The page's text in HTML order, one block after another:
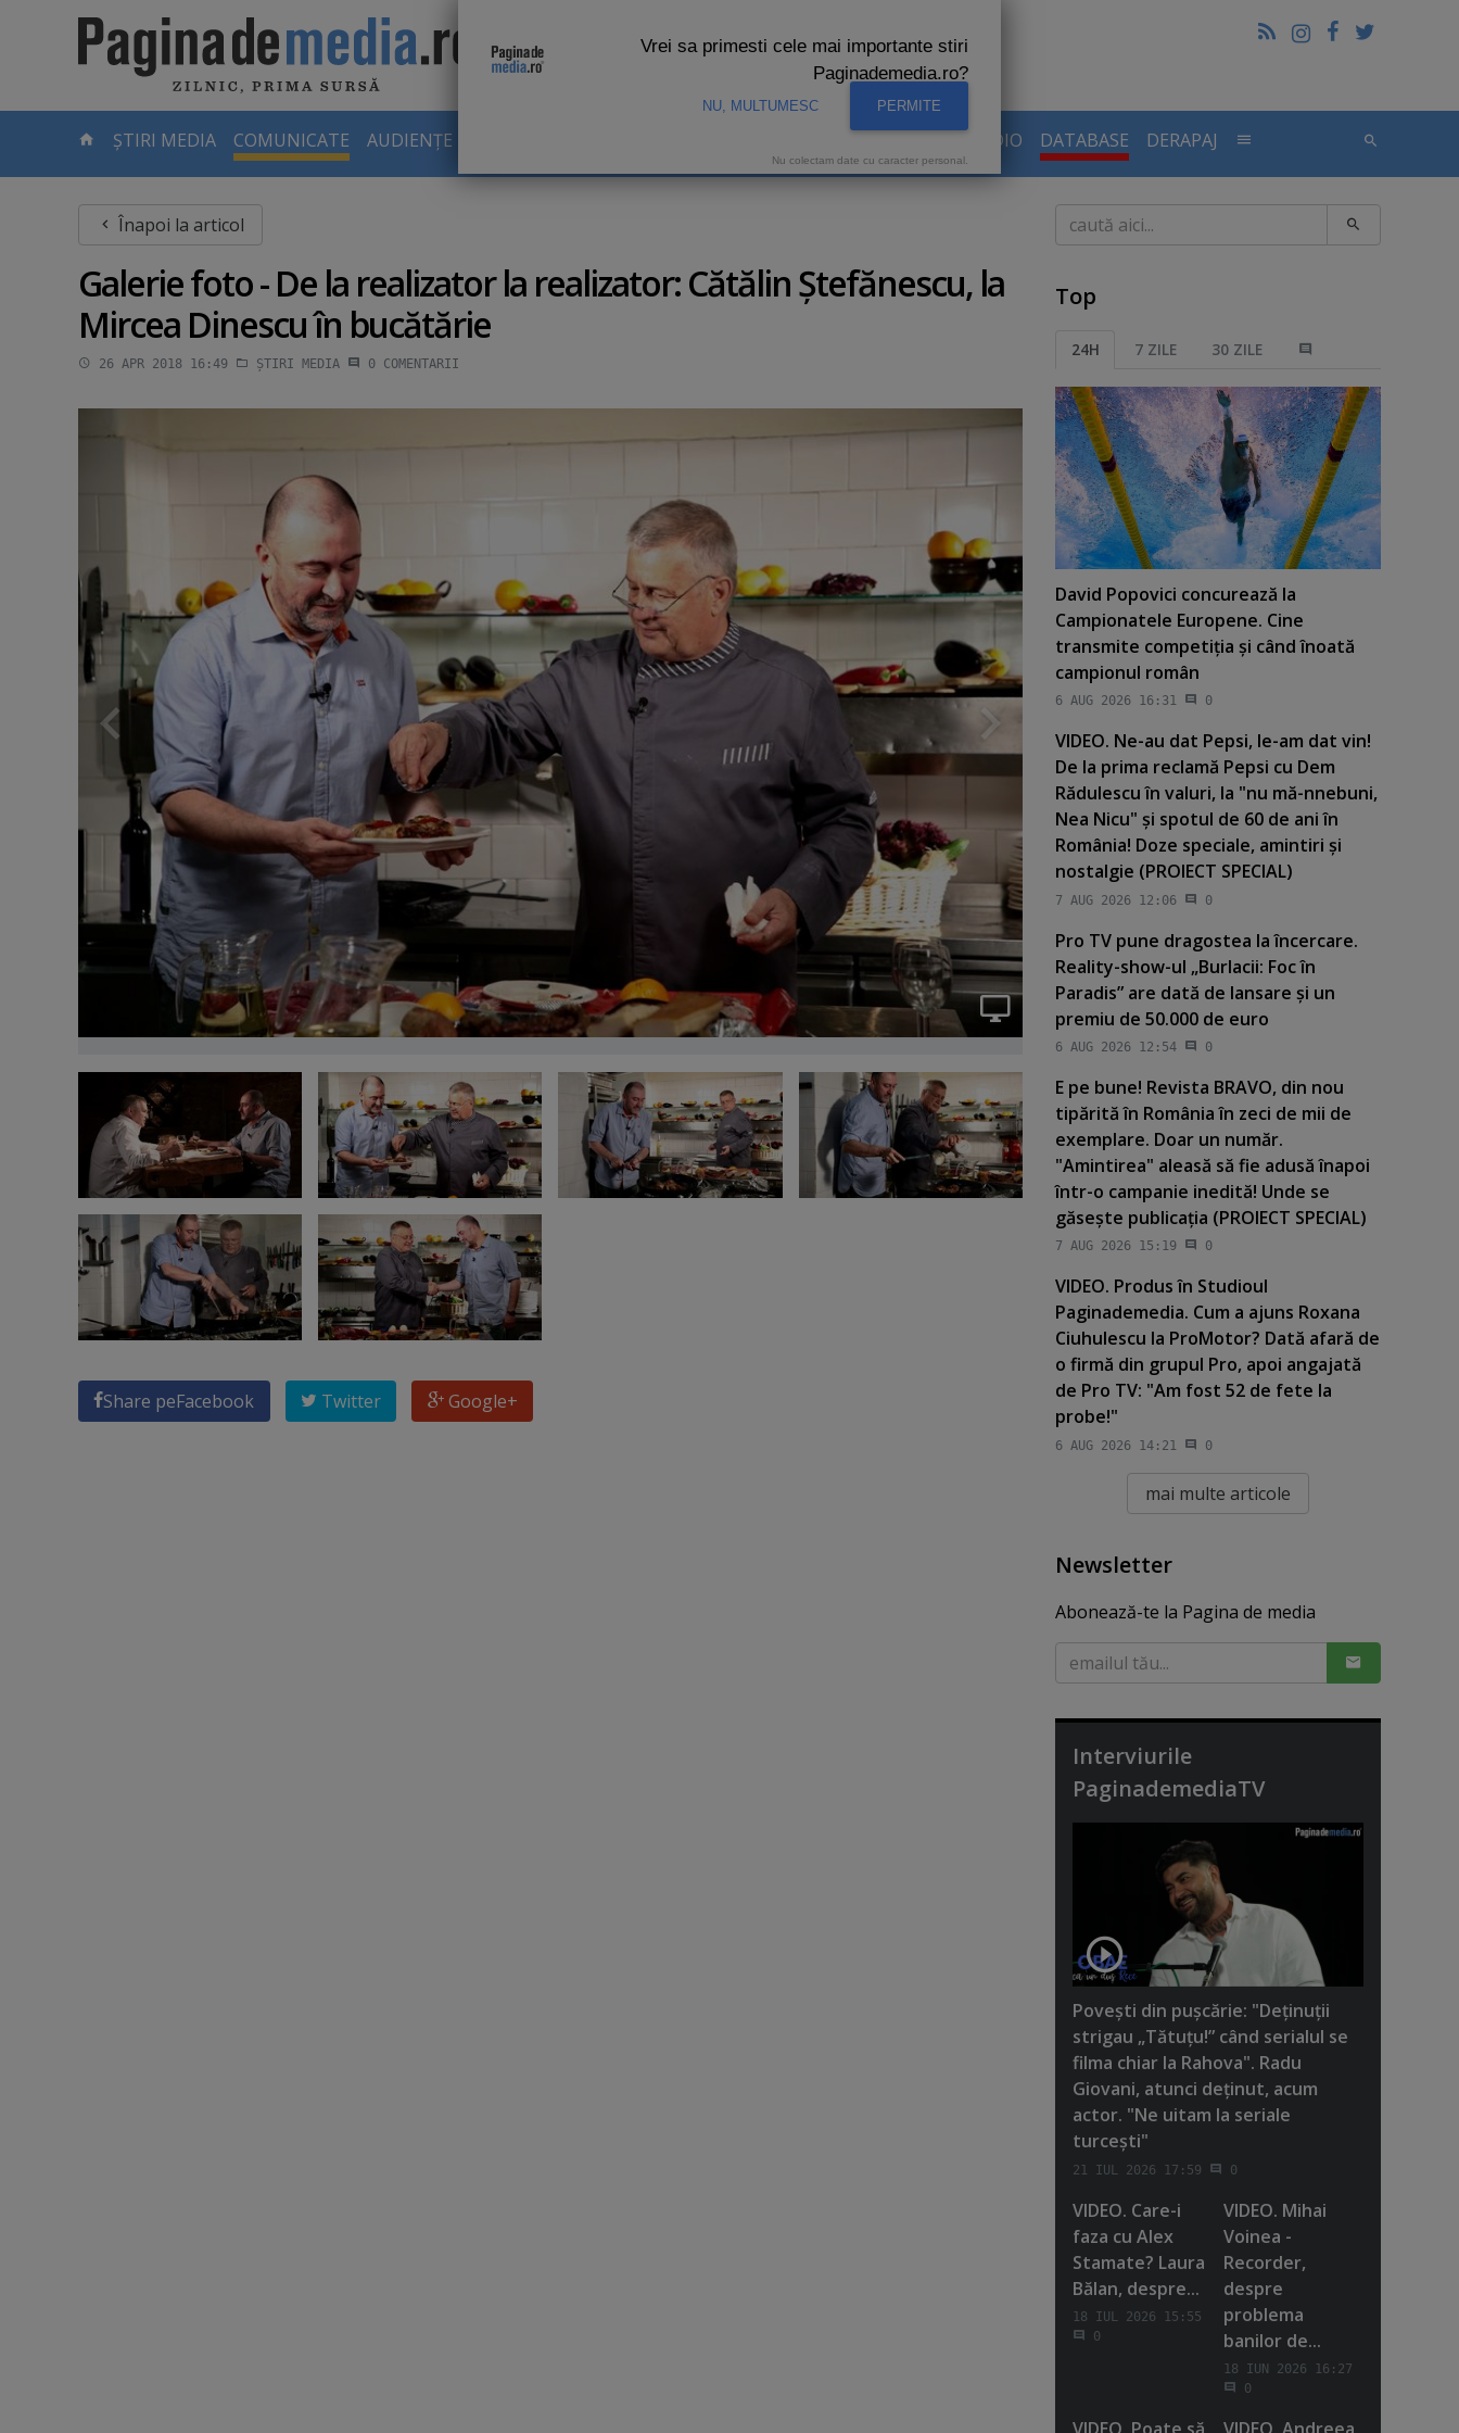
ȘTIRI MEDIA COMUNICATE AUDIENȚE TV AUDIENTE RADIO DATABASE DERAPAJ
Înapoi la articol
Galerie foto - De la realizator la realizator: Cătălin Ştefănescu, la
Mircea Dinescu în bucătărie
26 APR 2018 16:49 ȘTIRI MEDIA 0 COMENTARII
Share peFacebook Twitter Google+
Caută
Top
24H 7 ZILE 30 ZILE
David Popovici concurează la
Campionatele Europene. Cine
transmite competiţia şi când înoată
campionul român
6 AUG 2026 16:31 0
VIDEO. Ne-au dat Pepsi, le-am dat vin!
De la prima reclamă Pepsi cu Dem
Rădulescu în valuri, la "nu mă-nnebuni,
Nea Nicu" şi spotul de 60 de ani în
România! Doze speciale, amintiri şi
nostalgie (PROIECT SPECIAL)
7 AUG 2026 12:06 0
Pro TV pune dragostea la încercare.
Reality-show-ul „Burlacii: Foc în
Paradis” are dată de lansare şi un
premiu de 50.000 de euro
6 AUG 2026 12:54 0
E pe bune! Revista BRAVO, din nou
tipărită în România în zeci de mii de
exemplare. Doar un număr.
"Amintirea" aleasă să fie adusă înapoi
într-o campanie inedită! Unde se
găseşte publicaţia (PROIECT SPECIAL)
7 AUG 2026 15:19 0
VIDEO. Produs în Studioul
Paginademedia. Cum a ajuns Roxana
Ciuhulescu la ProMotor? Dată afară de
o firmă din grupul Pro, apoi angajată
de Pro TV: "Am fost 52 de fete la
probe!"
6 AUG 2026 14:21 0
mai multe articole
Newsletter
Abonează-te la Pagina de media
Interviurile
PaginademediaTV
Poveşti din puşcărie: "Deţinuţii
strigau „Tătuţu!” când serialul se
filma chiar la Rahova". Radu
Giovani, atunci deţinut, acum
actor. "Ne uitam la seriale
turceşti"
21 IUL 2026 17:59 0
VIDEO. Care-i
faza cu Alex
Stamate? Laura
Bălan, despre...
18 IUL 2026 15:55
0
VIDEO. Mihai
Voinea -
Recorder,
despre
problema
banilor de...
18 IUN 2026 16:27
0
Vrei sa primesti cele mai importante stiri
Paginademedia.ro?
NU, MULTUMESC PERMITE
Nu colectam date cu caracter personal.